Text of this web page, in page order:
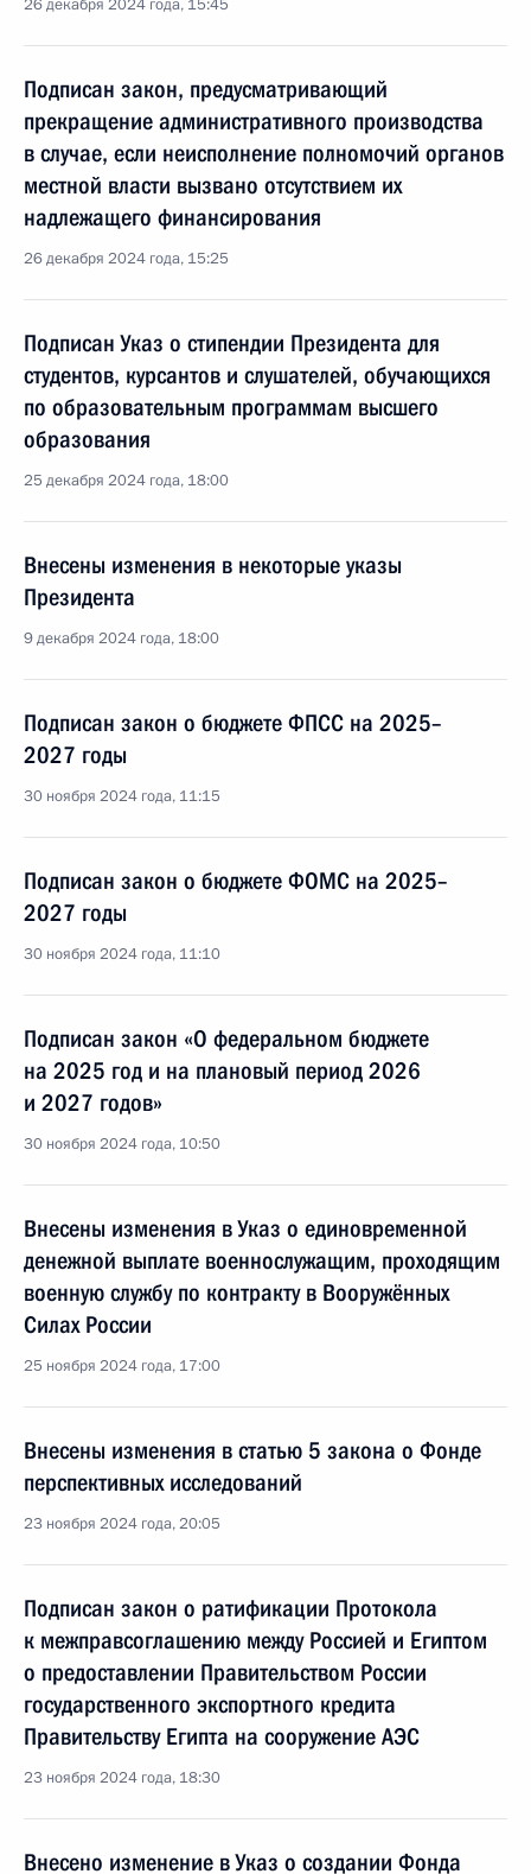
26 декабря 2024 года, 15:45
Подписан закон, предусматривающий
прекращение административного производства
в случае, если неисполнение полномочий органов
местной власти вызвано отсутствием их
надлежащего финансирования
26 декабря 2024 года, 15:25
Подписан Указ о стипендии Президента для
студентов, курсантов и слушателей, обучающихся
по образовательным программам высшего
образования
25 декабря 2024 года, 18:00
Внесены изменения в некоторые указы
Президента
9 декабря 2024 года, 18:00
Подписан закон о бюджете ФПСС на 2025–
2027 годы
30 ноября 2024 года, 11:15
Подписан закон о бюджете ФОМС на 2025–
2027 годы
30 ноября 2024 года, 11:10
Подписан закон «О федеральном бюджете
на 2025 год и на плановый период 2026
и 2027 годов»
30 ноября 2024 года, 10:50
Внесены изменения в Указ о единовременной
денежной выплате военнослужащим, проходящим
военную службу по контракту в Вооружённых
Силах России
25 ноября 2024 года, 17:00
Внесены изменения в статью 5 закона о Фонде
перспективных исследований
23 ноября 2024 года, 20:05
Подписан закон о ратификации Протокола
к межправсоглашению между Россией и Египтом
о предоставлении Правительством России
государственного экспортного кредита
Правительству Египта на сооружение АЭС
23 ноября 2024 года, 18:30
Внесено изменение в Указ о создании Фонда